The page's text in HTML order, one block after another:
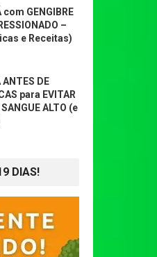
GENGIBRE
–
e Receitas)
ANTES DE
para EVITAR
ALTO (e
DIAS!